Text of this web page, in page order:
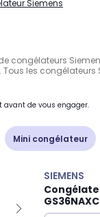
Siemens
congélateurs
les
avant de vous engager.
Mini congélateur
SIEMENS